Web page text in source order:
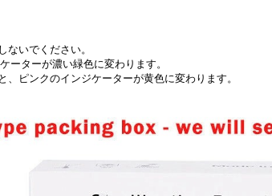
ないでください。
ーターが濃い緑色に変わります。
、ピンクのインジケーターが黄色に変わります。